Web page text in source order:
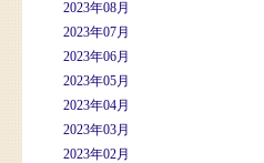
2023年08月
2023年07月
2023年06月
2023年05月
2023年04月
2023年03月
2023年02月